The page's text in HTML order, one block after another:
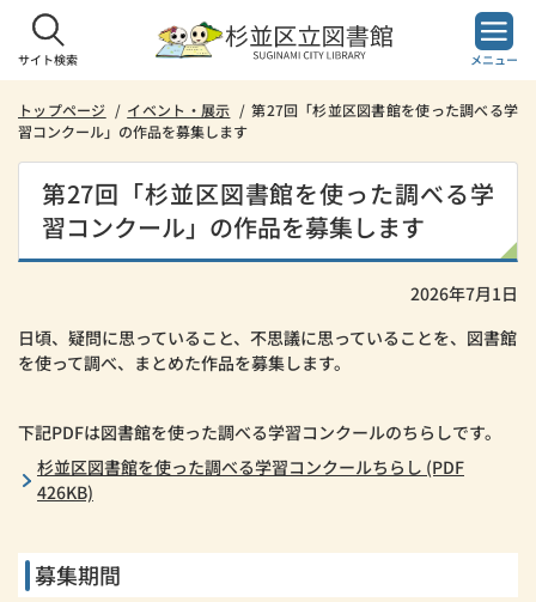
ス
サイト検索 メニュー
トップページ イベント・展示
第27回「杉並区図書館を使った調べる学
習コンクール」の作品を募集します
第27回「杉並区図書館を使った調べる学
習コンクール」の作品を募集します
2026年7月1日
日頃、疑問に思っていること、不思議に思っていることを、図書館
を使って調べ、まとめた作品を募集します。
下記PDFは図書館を使った調べる学習コンクールのちらしです。
杉並区図書館を使った調べる学習コンクールちらし (PDF
426KB)
募集期間